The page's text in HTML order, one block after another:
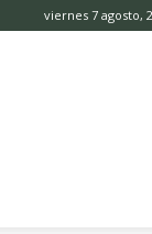
viernes 7 agosto,